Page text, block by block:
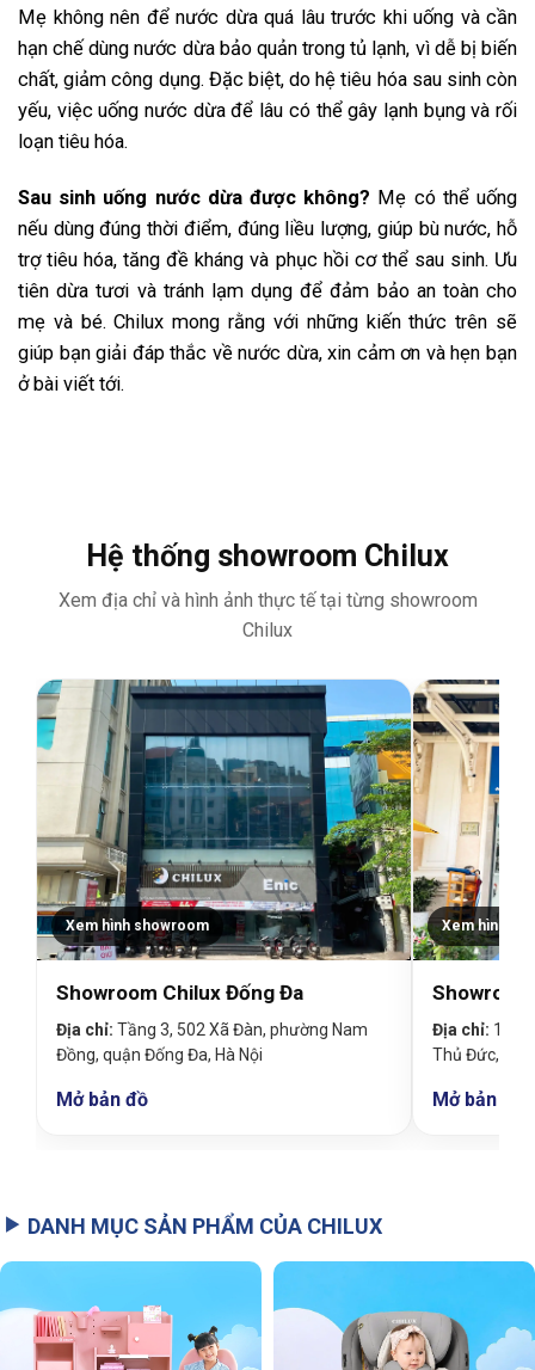
Mẹ không nên để nước dừa quá lâu trước khi uống và cần
hạn chế dùng nước dừa bảo quản trong tủ lạnh, vì dễ bị biến
chất, giảm công dụng. Đặc biệt, do hệ tiêu hóa sau sinh còn
yếu, việc uống nước dừa để lâu có thể gây lạnh bụng và rối
loạn tiêu hóa.
Sau sinh uống nước dừa được không? Mẹ có thể uống
nếu dùng đúng thời điểm, đúng liều lượng, giúp bù nước, hỗ
trợ tiêu hóa, tăng đề kháng và phục hồi cơ thể sau sinh. Ưu
tiên dừa tươi và tránh lạm dụng để đảm bảo an toàn cho
mẹ và bé. Chilux mong rằng với những kiến thức trên sẽ
giúp bạn giải đáp thắc về nước dừa, xin cảm ơn và hẹn bạn
ở bài viết tới.
Hệ thống showroom Chilux
Xem địa chỉ và hình ảnh thực tế tại từng showroom
Chilux
Xem hình showroom
Showroom Chilux Đống Đa
Địa chỉ: Tầng 3, 502 Xã Đàn, phường Nam
Đồng, quận Đống Đa, Hà Nội
Mở bản đồ
Xem hình
Địa chỉ: 19
Thủ Đức,
Mở bản đồ
DANH MỤC SẢN PHẨM CỦA CHILUX